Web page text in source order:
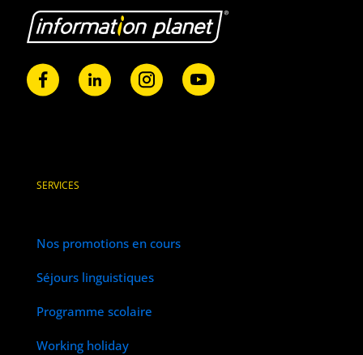
SERVICES
Nos promotions en cours
Séjours linguistiques
Programme scolaire
Working holiday